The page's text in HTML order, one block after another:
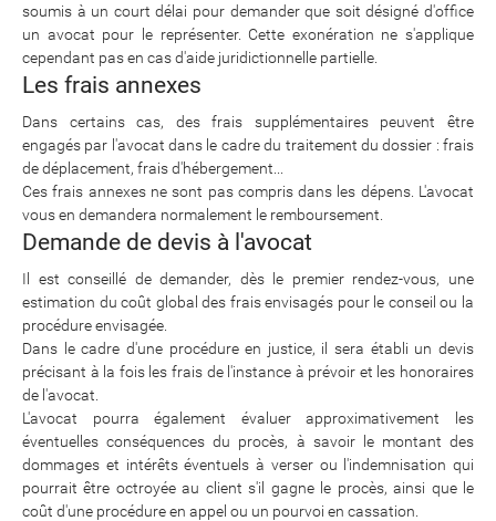
soumis à un court délai pour demander que soit désigné d'office
un avocat pour le représenter. Cette exonération ne s'applique
cependant pas en cas d'aide juridictionnelle partielle.
Les frais annexes
Dans certains cas, des frais supplémentaires peuvent être
engagés par l'avocat dans le cadre du traitement du dossier : frais
de déplacement, frais d'hébergement...
Ces frais annexes ne sont pas compris dans les dépens. L'avocat
vous en demandera normalement le remboursement.
Demande de devis à l'avocat
Il est conseillé de demander, dès le premier rendez-vous, une
estimation du coût global des frais envisagés pour le conseil ou la
procédure envisagée.
Dans le cadre d'une procédure en justice, il sera établi un devis
précisant à la fois les frais de l'instance à prévoir et les honoraires
de l'avocat.
L'avocat pourra également évaluer approximativement les
éventuelles conséquences du procès, à savoir le montant des
dommages et intérêts éventuels à verser ou l'indemnisation qui
pourrait être octroyée au client s'il gagne le procès, ainsi que le
coût d'une procédure en appel ou un pourvoi en cassation.